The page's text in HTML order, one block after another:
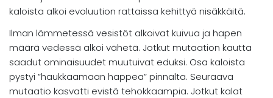
kaloista alkoi evoluution rattaissa kehittyä nisäkkäitä.
Ilman lämmetessä vesistöt alkoivat kuivua ja hapen
määrä vedessä alkoi vähetä. Jotkut mutaation kautta
saadut ominaisuudet muutuivat eduksi. Osa kaloista
pystyi ”haukkaamaan happea” pinnalta. Seuraava
mutaatio kasvatti evistä tehokkaampia. Jotkut kalat